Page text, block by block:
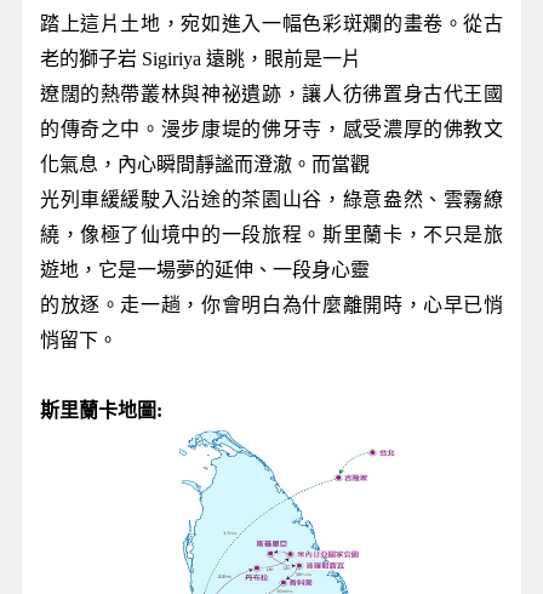
踏上這片土地，宛如進入一幅色彩斑斕的畫卷。從古
老的獅子岩 Sigiriya 遠眺，眼前是一片
遼闊的熱帶叢林與神祕遺跡，讓人彷彿置身古代王國
的傳奇之中。漫步康堤的佛牙寺，感受濃厚的佛教文
化氣息，內心瞬間靜謐而澄澈。而當觀
光列車緩緩駛入沿途的茶園山谷，綠意盎然、雲霧繚
繞，像極了仙境中的一段旅程。斯里蘭卡，不只是旅
遊地，它是一場夢的延伸、一段身心靈
的放逐。走一趟，你會明白為什麼離開時，心早已悄
悄留下。
斯里蘭卡地圖: